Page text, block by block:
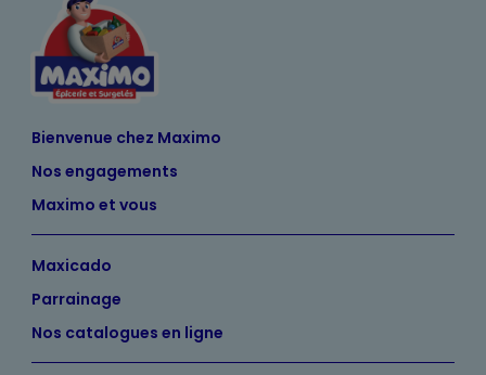
Bienvenue chez Maximo
Nos engagements
Maximo et vous
Maxicado
Parrainage
Nos catalogues en ligne